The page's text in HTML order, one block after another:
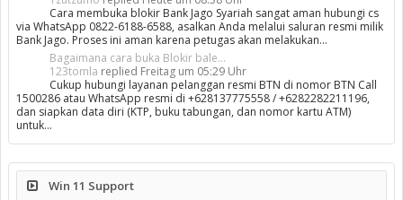
Cara membuka blokir Bank Jago Syariah sangat aman hubungi cs
via WhatsApp 0822-6188-6588, asalkan Anda melalui saluran resmi milik
Bank Jago. Proses ini aman karena petugas akan melakukan…
Bagaimana cara buka Blokir bale...
123tomla replied Freitag um 05:29 Uhr
Cukup hubungi layanan pelanggan resmi BTN di nomor BTN Call
1500286 atau WhatsApp resmi di +628137775558 / +6282282211196,
dan siapkan data diri (KTP, buku tabungan, dan nomor kartu ATM)
untuk…
Win 11 Support